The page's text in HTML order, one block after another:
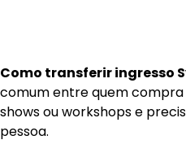
Como transferir ingresso
comum entre quem
shows ou workshops e
pessoa.